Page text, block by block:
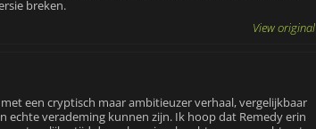
breken.
View original
een cryptisch maar ambitieuzer verhaal, vergelijkbaar
echte verademing kunnen zijn. Ik hoop dat Remedy erin